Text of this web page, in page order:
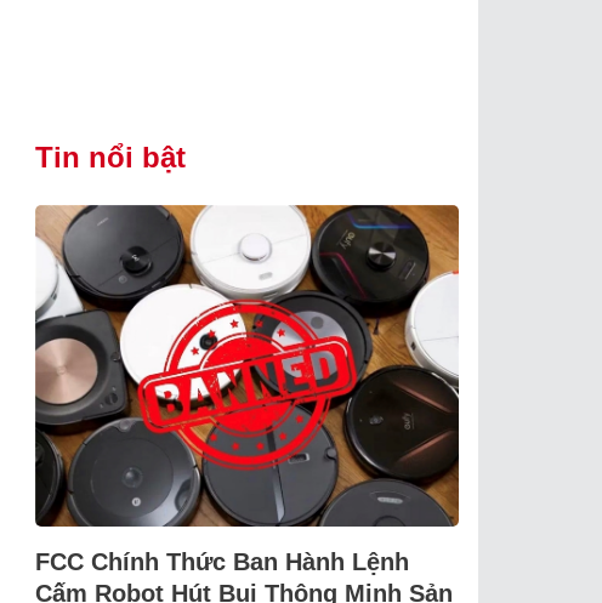
Tin nổi bật
FCC Chính Thức Ban Hành Lệnh
Cấm Robot Hút Bụi Thông Minh Sản